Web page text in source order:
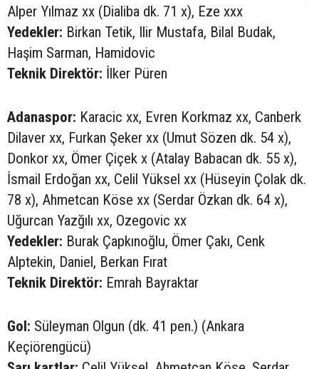
Alper Yılmaz xx (Dialiba dk. 71 x), Eze xxx
Yedekler: Birkan Tetik, Ilir Mustafa, Bilal Budak,
Haşim Sarman, Hamidovic
Teknik Direktör: İlker Püren
Adanaspor: Karacic xx, Evren Korkmaz xx, Canberk
Dilaver xx, Furkan Şeker xx (Umut Sözen dk. 54 x),
Donkor xx, Ömer Çiçek x (Atalay Babacan dk. 55 x),
İsmail Erdoğan xx, Celil Yüksel xx (Hüseyin Çolak dk.
78 x), Ahmetcan Köse xx (Serdar Özkan dk. 64 x),
Uğurcan Yazğılı xx, Ozegovic xx
Yedekler: Burak Çapkınoğlu, Ömer Çakı, Cenk
Alptekin, Daniel, Berkan Fırat
Teknik Direktör: Emrah Bayraktar
Gol: Süleyman Olgun (dk. 41 pen.) (Ankara
Keçiörengücü)